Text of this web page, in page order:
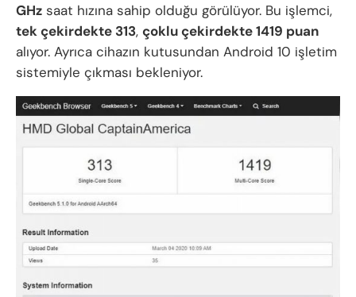
GHz saat hızına sahip olduğu görülüyor. Bu işlemci,
tek çekirdekte 313, çoklu çekirdekte 1419 puan
alıyor. Ayrıca cihazın kutusundan Android 10 işletim
sistemiyle çıkması bekleniyor.